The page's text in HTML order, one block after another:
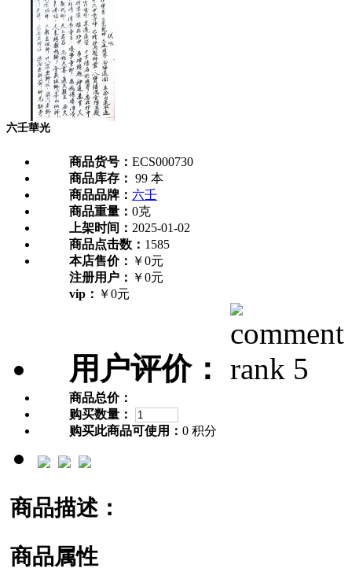
六壬華光
商品货号： ECS000730
商品库存： 99 本
商品品牌： 六壬
商品重量： 0克
上架时间： 2025-01-02
商品点击数： 1585
本店售价： ￥0元
注册用户： ￥0元
vip： ￥0元
用户评价：
商品总价：
购买数量：
购买此商品可使用： 0 积分
商品描述：
商品属性